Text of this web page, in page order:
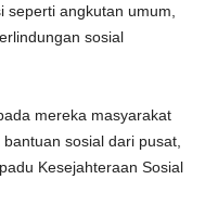
angkutan umum,
sosial
mereka masyarakat
sosial dari pusat,
Kesejahteraan Sosial